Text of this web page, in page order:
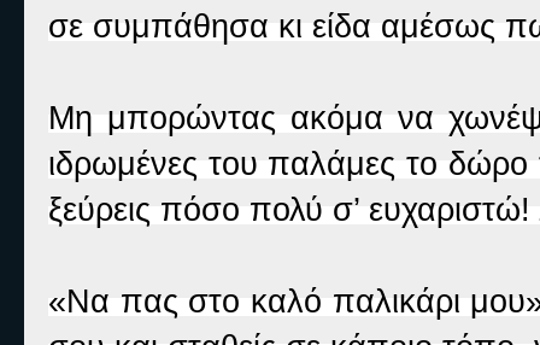
σε συμπάθησα κι είδα αμέσως
Μη μπορώντας ακόμα να
ιδρωμένες του παλάμες το
ξεύρεις πόσο πολύ σ’
«Να πας στο καλό παλικάρι